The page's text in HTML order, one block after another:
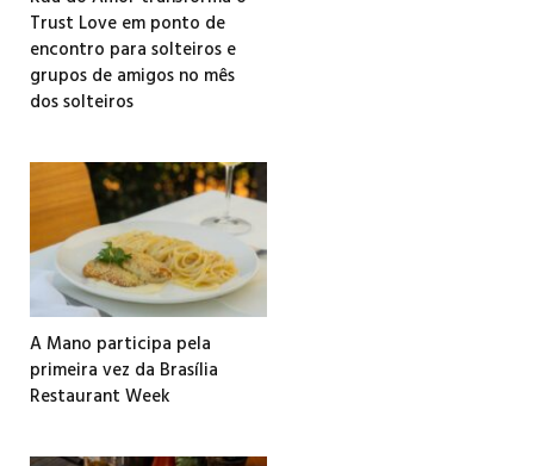
Trust Love em ponto de
encontro para solteiros e
grupos de amigos no mês
dos solteiros
A Mano participa pela
primeira vez da Brasília
Restaurant Week